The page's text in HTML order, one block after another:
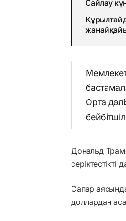
Сайлау
Орта
Дональд
серіктестікті
Сапар
доллардан